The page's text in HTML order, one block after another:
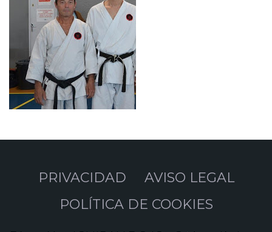
PRIVACIDAD
AVISO LEGAL
POLÍTICA DE COOKIES